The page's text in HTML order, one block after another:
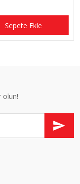
Sepete Ekle
olun!